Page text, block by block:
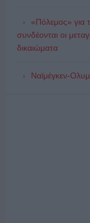
«Πόλεμος» για
συνδέονται οι
δικαιώματα
Ναϊμέγκεν-